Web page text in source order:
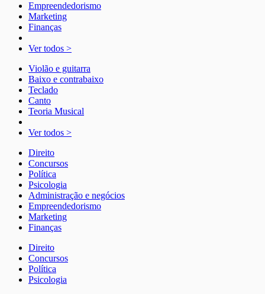
Empreendedorismo
Marketing
Finanças
Ver todos >
Violão e guitarra
Baixo e contrabaixo
Teclado
Canto
Teoria Musical
Ver todos >
Direito
Concursos
Política
Psicologia
Administração e negócios
Empreendedorismo
Marketing
Finanças
Direito
Concursos
Política
Psicologia